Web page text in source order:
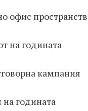
офис
на годината
кампания
годината